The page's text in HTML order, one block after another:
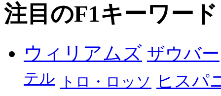
注目のF1キーワード
ウィリアムズ ザウバー
テル トロ・ロッソ ヒスパ